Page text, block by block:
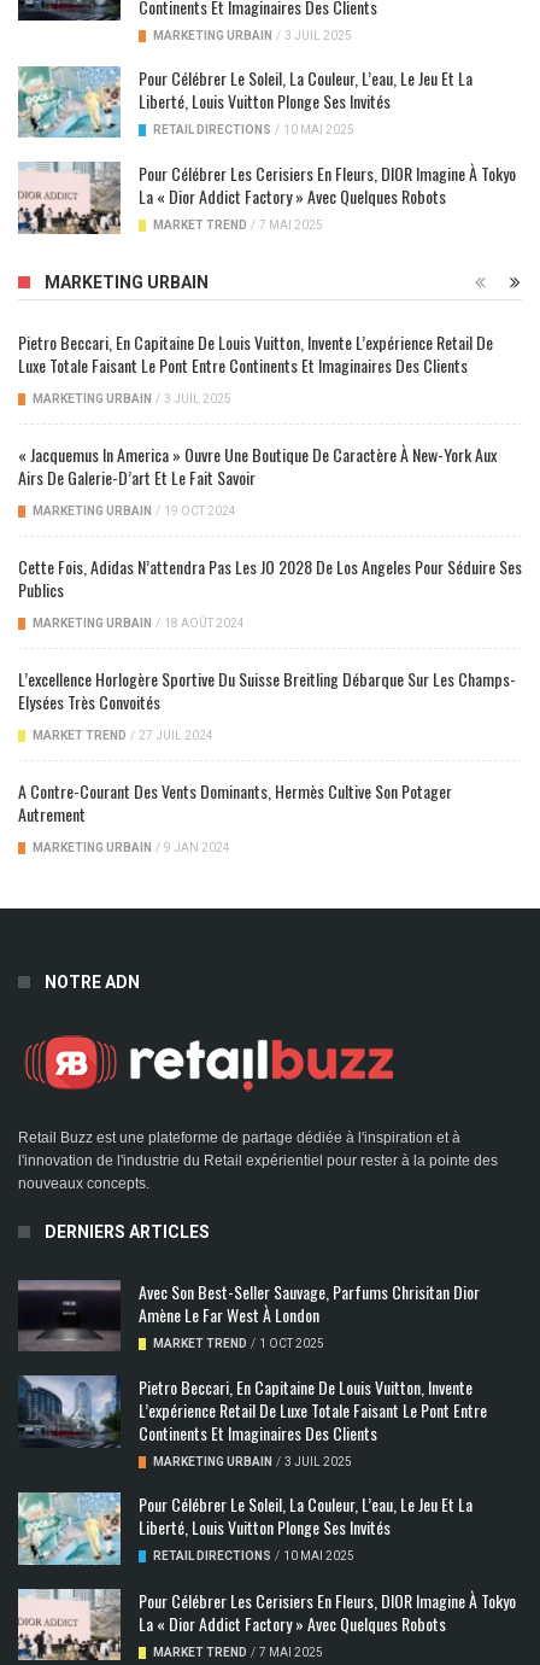
Continents Et Imaginaires Des Clients
MARKETING URBAIN / 3 JUIL 2025
Pour Célébrer Le Soleil, La Couleur, L’eau, Le Jeu Et La
Liberté, Louis Vuitton Plonge Ses Invités
RETAIL DIRECTIONS / 10 MAI 2025
Pour Célébrer Les Cerisiers En Fleurs, DIOR Imagine À Tokyo
La « Dior Addict Factory » Avec Quelques Robots
MARKET TREND / 7 MAI 2025
MARKETING URBAIN
Pietro Beccari, En Capitaine De Louis Vuitton, Invente L’expérience Retail De
Luxe Totale Faisant Le Pont Entre Continents Et Imaginaires Des Clients
MARKETING URBAIN / 3 JUIL 2025
« Jacquemus In America » Ouvre Une Boutique De Caractère À New-York Aux
Airs De Galerie-D’art Et Le Fait Savoir
MARKETING URBAIN / 19 OCT 2024
Cette Fois, Adidas N’attendra Pas Les JO 2028 De Los Angeles Pour Séduire Ses
Publics
MARKETING URBAIN / 18 AOÛT 2024
L’excellence Horlogère Sportive Du Suisse Breitling Débarque Sur Les Champs-
Elysées Très Convoités
MARKET TREND / 27 JUIL 2024
A Contre-Courant Des Vents Dominants, Hermès Cultive Son Potager
Autrement
MARKETING URBAIN / 9 JAN 2024
NOTRE ADN
Retail Buzz est une plateforme de partage dédiée à l'inspiration et à
l'innovation de l'industrie du Retail expérientiel pour rester à la pointe des
nouveaux concepts.
DERNIERS ARTICLES
Avec Son Best-Seller Sauvage, Parfums Chrisitan Dior
Amène Le Far West À London
MARKET TREND / 1 OCT 2025
Pietro Beccari, En Capitaine De Louis Vuitton, Invente
L’expérience Retail De Luxe Totale Faisant Le Pont Entre
Continents Et Imaginaires Des Clients
MARKETING URBAIN / 3 JUIL 2025
Pour Célébrer Le Soleil, La Couleur, L’eau, Le Jeu Et La
Liberté, Louis Vuitton Plonge Ses Invités
RETAIL DIRECTIONS / 10 MAI 2025
Pour Célébrer Les Cerisiers En Fleurs, DIOR Imagine À Tokyo
La « Dior Addict Factory » Avec Quelques Robots
MARKET TREND / 7 MAI 2025